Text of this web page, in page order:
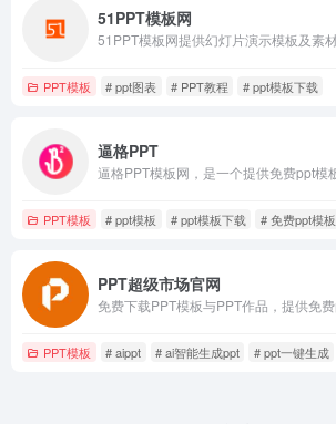
51PPT模板网
PPT模板 # ppt图表 # PPT教程 # ppt模板下载
逼格PPT
PPT模板 # ppt模板 # ppt模板下载 # 免费ppt模板
PPT超级市场官网
PPT模板 # aippt # ai智能生成ppt # ppt一键生成